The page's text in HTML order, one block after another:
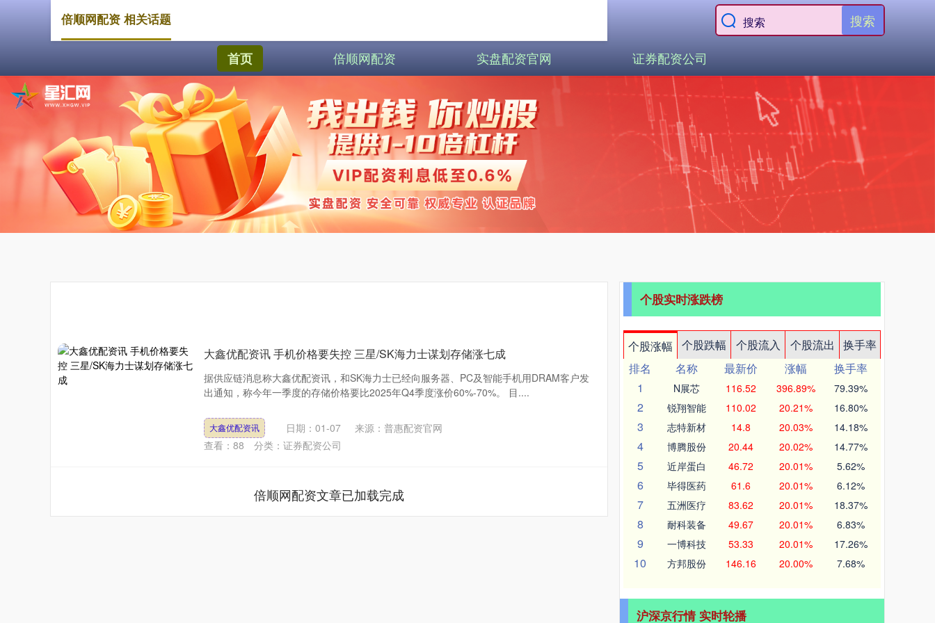
搜索
首页 倍顺网配资 实盘配资官网 证券配资公司
倍顺网配资 相关话题
大鑫优配资讯 手机价格要失控 三星/SK海力士谋划存储涨七成
据供应链消息称大鑫优配资讯，和SK海力士已经向服务器、PC及智能手机用DRAM客户发
出通知，称今年一季度的存储价格要比2025年Q4季度涨价60%-70%。 目....
大鑫优配资讯 日期：01-07
来源：普惠配资官网
查看： 88 分类： 证券配资公司
倍顺网配资文章已加载完成
个股实时涨跌榜
个股涨幅 个股跌幅 个股流入 个股流出
换手率
排名
名称 最新价 涨幅
换手率
1
N展芯 116.52 396.89% 79.39%
2 锐翔智能 110.02 20.21% 16.80%
3 志特新材 14.8 20.03% 14.18%
4 博腾股份 20.44 20.02% 14.77%
5 近岸蛋白 46.72 20.01% 5.62%
6 毕得医药 61.6 20.01% 6.12%
7 五洲医疗 83.62 20.01% 18.37%
8 耐科装备 49.67 20.01% 6.83%
9 一博科技 53.33 20.01% 17.26%
10 方邦股份 146.16 20.00% 7.68%
沪深京行情 实时轮播